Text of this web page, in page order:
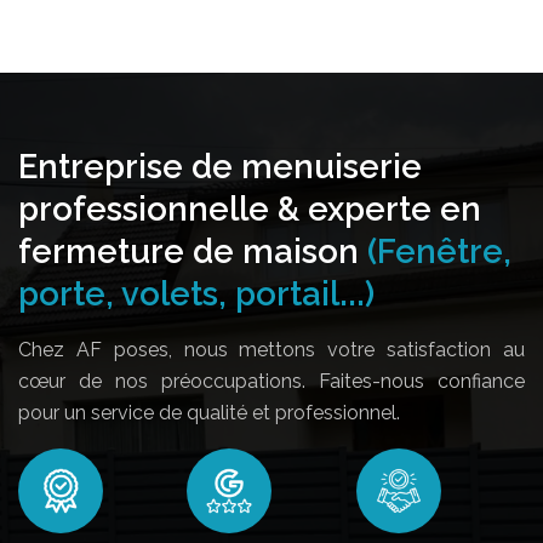
Entreprise de menuiserie
professionnelle & experte en
fermeture de maison (Fenêtre,
porte, volets, portail...)
Chez AF poses, nous mettons votre satisfaction au
cœur de nos préoccupations. Faites-nous confiance
pour un service de qualité et professionnel.